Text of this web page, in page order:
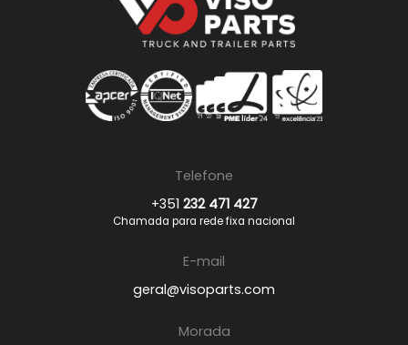
Telefone
+351 232 471 427
Chamada para rede fixa nacional
E-mail
geral@visoparts.com
Morada